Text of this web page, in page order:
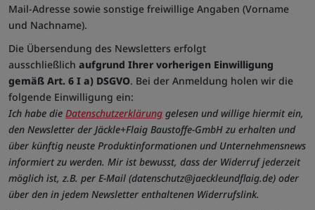
Mail-Adresse sowie sonstige freiwillige Angaben (Vorname
und Nachname).
Die Übersendung des Newsletters erfolgt
ausschließlich aufgrund Ihrer vorherigen Einwilligung
gemäß Art. 6 I a) DSGVO. Bei der Anmeldung holen wir die
folgende Einwilligung ein:
Ich habe die Datenschutzerklärung gelesen und willige hiermit ein,
den Newsletter der Jäckle+Flaig Baustoffe-GmbH zu erhalten und
über künftig neuste Produktinformationen und Unternehmensnews
informiert zu werden. Mir ist bewusst, dass der Widerruf jederzeit
möglich ist, z.B. per E-Mail (datenschutz@jaeckleundflaig.de) oder
über den in jedem Newsletter enthaltenen Widerrufslink.